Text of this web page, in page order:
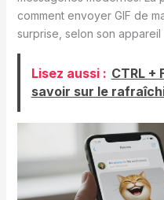
comment envoyer GIF de
surprise, selon son
Lisez aussi : CTRL +
savoir sur le